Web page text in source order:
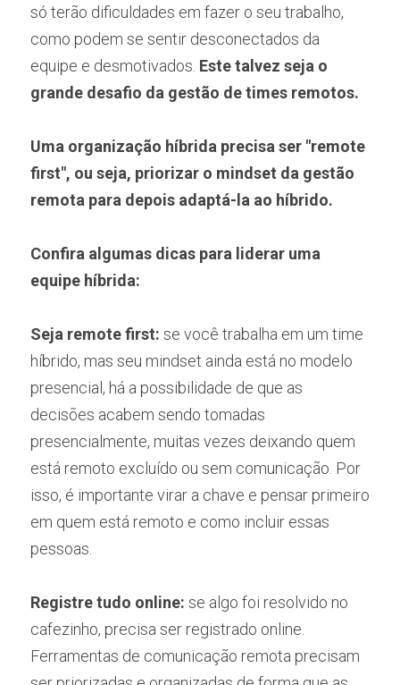
só terão dificuldades em fazer o seu trabalho,
como podem se sentir desconectados da
equipe e desmotivados. Este talvez seja o
grande desafio da gestão de times remotos.
Uma organização híbrida precisa ser "remote
first", ou seja, priorizar o mindset da gestão
remota para depois adaptá-la ao híbrido.
Confira algumas dicas para liderar uma
equipe híbrida:
Seja remote first: se você trabalha em um time
híbrido, mas seu mindset ainda está no modelo
presencial, há a possibilidade de que as
decisões acabem sendo tomadas
presencialmente, muitas vezes deixando quem
está remoto excluído ou sem comunicação. Por
isso, é importante virar a chave e pensar primeiro
em quem está remoto e como incluir essas
pessoas.
Registre tudo online: se algo foi resolvido no
cafezinho, precisa ser registrado online.
Ferramentas de comunicação remota precisam